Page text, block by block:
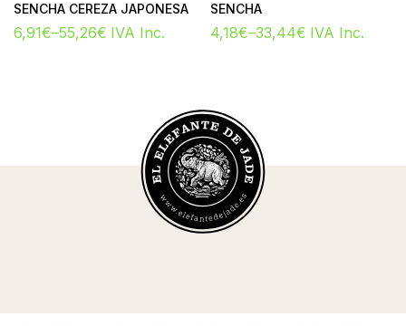
SENCHA CEREZA JAPONESA
6,91€–55,26€ IVA Inc.
SENCHA
4,18€–33,44€ IVA Inc.